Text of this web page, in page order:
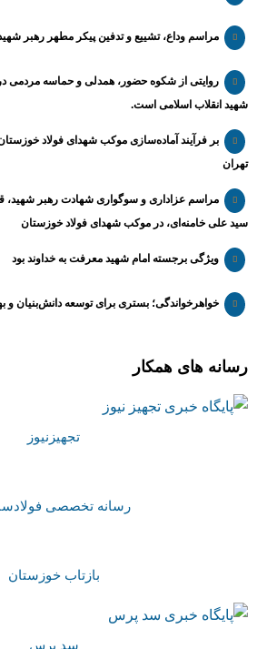
مراسم وداع، تشییع و تدفین پیکر مطهر رهبر
روایتی از شکوه حضور، همدلی و حماسه مردمی
شهید انقلاب اسلامی است.
بر فرآیند آماده‌سازی موکب شهدای فولاد
تهران
مراسم عزاداری و سوگواری شهادت رهبر شهید،
سید علی خامنه‌ای، در موکب شهدای فولاد خوزستان
ویژگی برجسته امام شهید معرفت به خداوند بود
خواهرخواندگی؛ بستری برای توسعه دانش‌بنیان
رسانه های همکار
تجهیزنیوز
رسانه تخصصی
بازتاب خوزستان
سد پرس